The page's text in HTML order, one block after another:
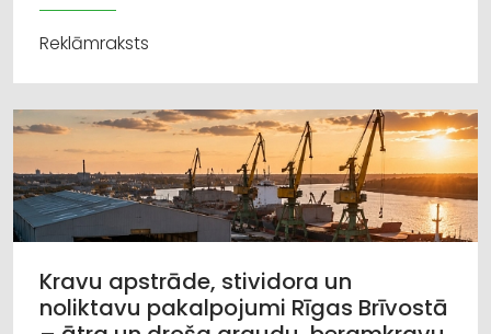
Reklāmraksts
Kravu apstrāde, stividora un
noliktavu pakalpojumi Rīgas Brīvostā